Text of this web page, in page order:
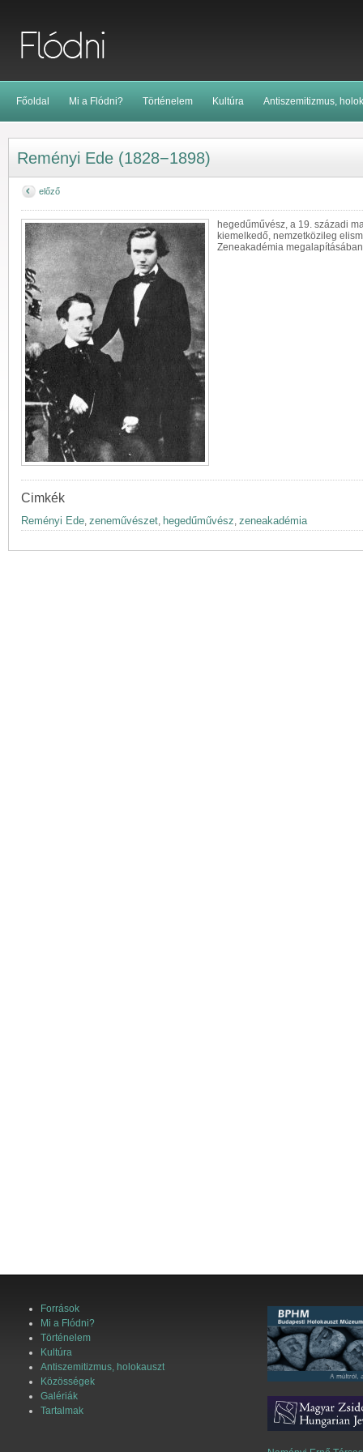
Főoldal Mi a Flódni? Történelem Kultúra Antiszemitizmus,
Reményi Ede (1828−1898)
előző
hegedűművész, a 19. századi
kiemelkedő, nemzetközileg
Zeneakadémia
Cimkék
Reményi Ede, zeneművészet, hegedűművész, zeneakadémia
Források
Mi a Flódni?
Történelem
Kultúra
Antiszemitizmus, holokauszt
Közösségek
Galériák
Tartalmak